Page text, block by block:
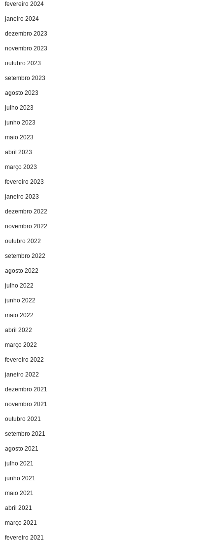
fevereiro 2024
janeiro 2024
dezembro 2023
novembro 2023
outubro 2023
setembro 2023
agosto 2023
julho 2023
junho 2023
maio 2023
abril 2023
março 2023
fevereiro 2023
janeiro 2023
dezembro 2022
novembro 2022
outubro 2022
setembro 2022
agosto 2022
julho 2022
junho 2022
maio 2022
abril 2022
março 2022
fevereiro 2022
janeiro 2022
dezembro 2021
novembro 2021
outubro 2021
setembro 2021
agosto 2021
julho 2021
junho 2021
maio 2021
abril 2021
março 2021
fevereiro 2021